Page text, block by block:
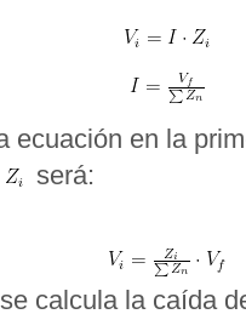
ecuación en la
será:
calcula la caída